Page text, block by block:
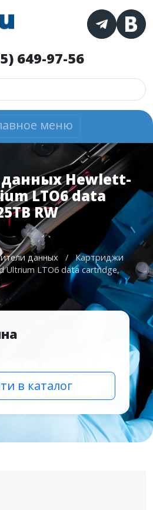
649-97-56
меню
Hewlett-
LTO6 data
RW
данных /
Картриджи
Ultrium LTO6 data cartridge,
в каталог